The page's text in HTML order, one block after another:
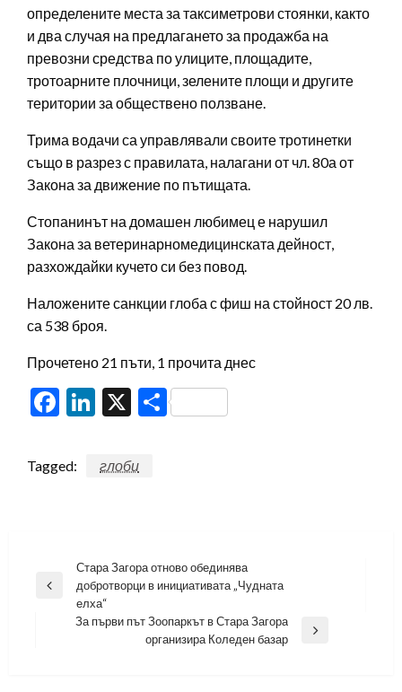
определените места за таксиметрови стоянки, както
и два случая на предлагането за продажба на
превозни средства по улиците, площадите,
тротоарните плочници, зелените площи и другите
територии за обществено ползване.
Трима водачи са управлявали своите тротинетки
също в разрез с правилата, налагани от чл. 80а от
Закона за движение по пътищата.
Стопанинът на домашен любимец е нарушил
Закона за ветеринарномедицинската дейност,
разхождайки кучето си без повод.
Наложените санкции глоба с фиш на стойност 20 лв.
са 538 броя.
Прочетено 21 пъти, 1 прочита днес
Facebook
LinkedIn
X Share
Tagged: глоби
Навигация
Previous
Стара Загора отново обединява
добротворци в инициативата „Чудната
елха“
За първи път Зоопаркът в Стара Загора
организира Коледен базар